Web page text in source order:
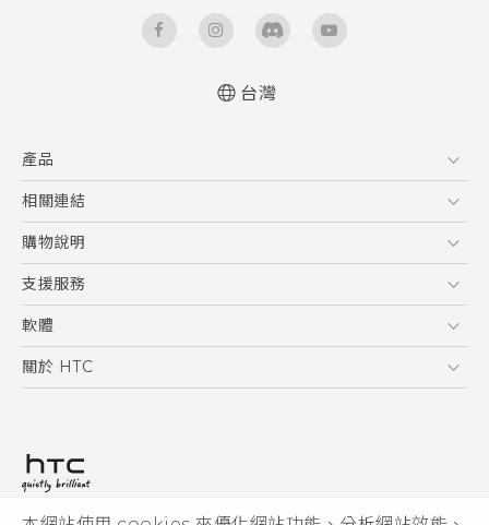
台灣
產品
5G
智慧型手機
配件
相關連結
HTC Research
購物說明
購物須知
訂單管理
付款方式
支援服務
到府收送維修服務
服務中心資訊
客戶服務佈告欄
軟體
應用程式
HTC Sync Manager
關於 HTC
投資人